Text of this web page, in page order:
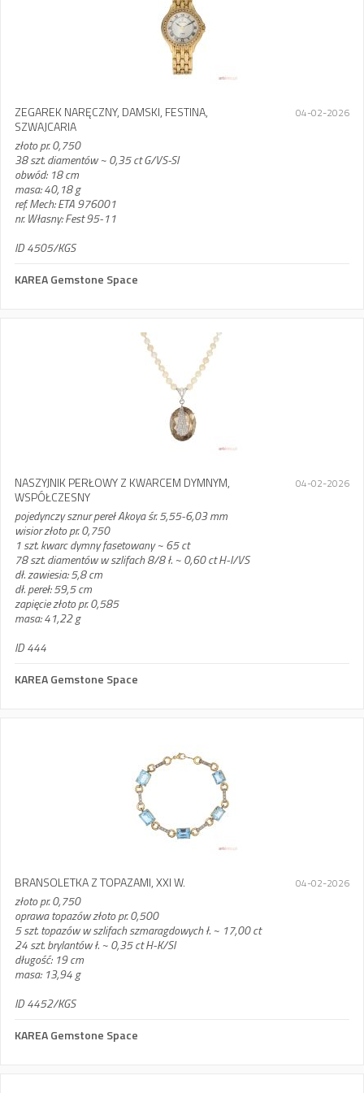
ZEGAREK NARĘCZNY, DAMSKI, FESTINA,
SZWAJCARIA
złoto pr. 0,750
38 szt. diamentów ~ 0,35 ct G/VS-SI
obwód: 18 cm
masa: 40,18 g
ref. Mech: ETA 976001
nr. Własny: Fest 95-11
ID 4505/KGS
04-02-2026
KAREA Gemstone Space
NASZYJNIK PERŁOWY Z KWARCEM DYMNYM,
WSPÓŁCZESNY
pojedynczy sznur pereł Akoya śr. 5,55-6,03 mm
wisior złoto pr. 0,750
1 szt. kwarc dymny fasetowany ~ 65 ct
78 szt. diamentów w szlifach 8/8 ł. ~ 0,60 ct H-I/VS
dł. zawiesia: 5,8 cm
dł. pereł: 59,5 cm
zapięcie złoto pr. 0,585
masa: 41,22 g
ID 444
04-02-2026
KAREA Gemstone Space
BRANSOLETKA Z TOPAZAMI, XXI W.
złoto pr. 0,750
oprawa topazów złoto pr. 0,500
5 szt. topazów w szlifach szmaragdowych ł. ~ 17,00 ct
24 szt. brylantów ł. ~ 0,35 ct H-K/SI
długość: 19 cm
masa: 13,94 g
ID 4452/KGS
04-02-2026
KAREA Gemstone Space